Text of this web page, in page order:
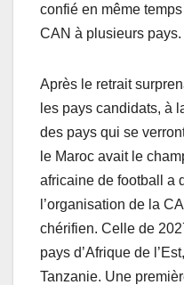
confié en même
CAN à plusieurs pays.
Après le retrait
les pays candidats, à
des pays qui se
le Maroc avait le
africaine de football a
l’organisation de la
chérifien. Celle de
pays d’Afrique de
Tanzanie. Une